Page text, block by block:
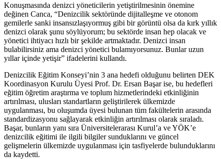
Konuşmasında denizci yöneticilerin yetiştirilmesinin önemine
değinen Canca, “Denizcilik sektöründe dijitalleşme ve otonom
gemilerle sanki insansızlaşıyormuş gibi bir görüntü olsa da kırk yıllık
denizci olarak şunu söylüyorum; bu sektörde insan hep olacak ve
yönetici ihtiyacı hızlı bir şekilde artmaktadır. Denizci insan
bulabilirsiniz ama denizci yönetici bulamıyorsunuz. Bunlar uzun
yıllar içinde yetişir” ifadelerini kullandı.
Denizcilik Eğitim Konseyi’nin 3 ana hedefi olduğunu belirten DEK
Koordinasyon Kurulu Üyesi Prof. Dr. Ersan Başar ise, bu hedefleri
eğitim öğretim araştırma ve toplum hizmetlerindeki etkinliğinin
artırılması, ulusları standartların geliştirilerek ülkemizde
uygulanması, bu oluşumda üyesi bulunan tüm fakültelerin arasında
standardizasyonu sağlayarak etkinliğin artırılması olarak sıraladı.
Başar, bunların yanı sıra Üniversitelerarası Kurul’a ve YÖK’e
denizcilik eğitimi ile ilgili bilgiler sunduklarını ve güncel
gelişmelerin ülkemizde uygulanması için tasfiyelerde bulunduklarını
da kaydetti.